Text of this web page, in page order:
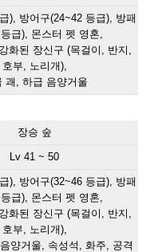
), 방어구(24~42 등급), 방패
급), 몬스터 펫 영혼,
화된 장신구 (목걸이, 반지,
호부, 노리개),
괘, 하급 음양거울
장승 숲
Lv 41 ~ 50
), 방어구(32~46 등급), 방패
급), 몬스터 펫 영혼,
화된 장신구 (목걸이, 반지,
호부, 노리개),
양거울, 속성석, 화주, 공격